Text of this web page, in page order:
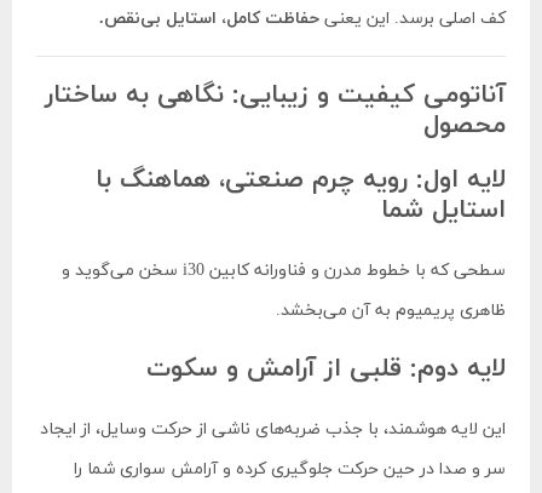
کف اصلی برسد. این یعنی حفاظت کامل، استایل بی‌نقص.
آناتومی کیفیت و زیبایی: نگاهی به ساختار
محصول
لایه اول: رویه چرم صنعتی، هماهنگ با
استایل شما
سطحی که با خطوط مدرن و فناورانه کابین i30 سخن می‌گوید و
ظاهری پریمیوم به آن می‌بخشد.
لایه دوم: قلبی از آرامش و سکوت
این لایه هوشمند، با جذب ضربه‌های ناشی از حرکت وسایل، از ایجاد
سر و صدا در حین حرکت جلوگیری کرده و آرامش سواری شما را